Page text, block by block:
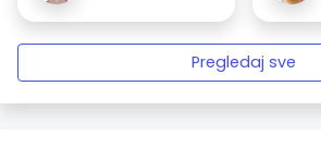
Pregledaj sve